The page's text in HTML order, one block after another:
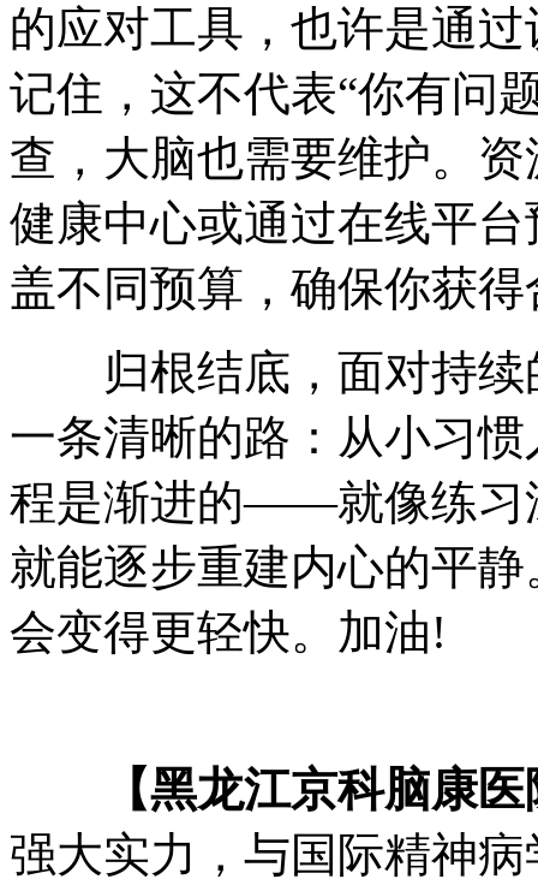
的应对工具，也许是通
记住，这不代表“你有
查，大脑也需要维护。
健康中心或通过在线平
盖不同预算，确保你获
归根结底，面对持续
一条清晰的路：从小习
程是渐进的——就像练习
就能逐步重建内心的平
会变得更轻快。加油!
【黑龙江京科脑康
强大实力，与国际精神